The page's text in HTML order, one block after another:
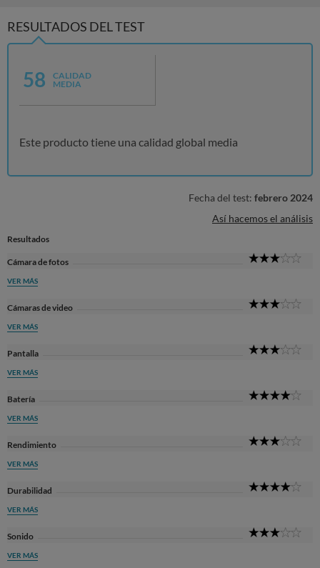
RESULTADOS DEL TEST
58
CALIDAD
MEDIA
Este producto tiene una calidad global media
Fecha del test: febrero 2024
Así hacemos el análisis
Resultados
Cámara de fotos
VER MÁS
Cámaras de video
VER MÁS
Pantalla
VER MÁS
Batería
VER MÁS
Rendimiento
VER MÁS
Durabilidad
VER MÁS
Sonido
VER MÁS